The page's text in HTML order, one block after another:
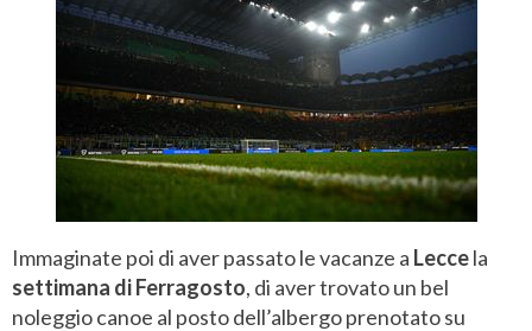
Immaginate poi di aver passato le vacanze a Leccela
settimana di Ferragosto, di aver trovato un bel
noleggio canoe al posto dell’albergo prenotato su